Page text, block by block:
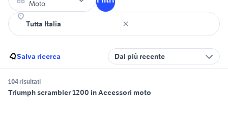
Moto
Salva ricerca Dal più recente
104 risultati
Triumph scrambler 1200 in Accessori moto